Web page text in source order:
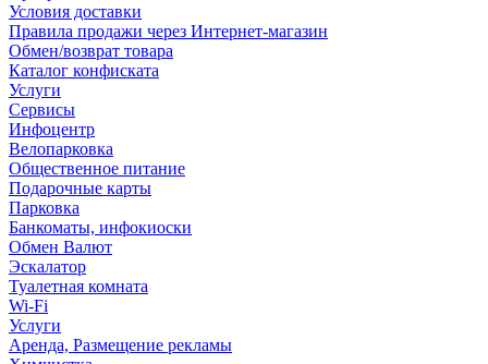
Условия доставки
Правила продажи через Интернет-магазин
Обмен/возврат товара
Каталог конфиската
Услуги
Сервисы
Инфоцентр
Велопарковка
Общественное питание
Подарочные карты
Парковка
Банкоматы, инфокиоски
Обмен Валют
Эскалатор
Туалетная комната
Wi-Fi
Услуги
Аренда, Размещение рекламы